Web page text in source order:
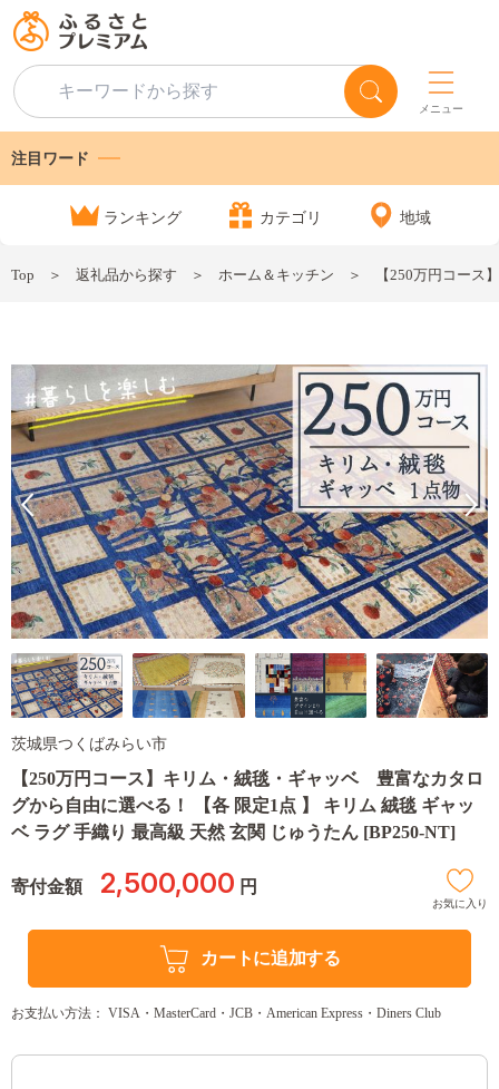
メニュー
注目ワード
ランキング カテゴリ 地域
Top 返礼品から探す ホーム＆キッチン 【250万円コース
茨城県つくばみらい市
【250万円コース】キリム・絨毯・ギャッベ 豊富なカタロ
グから自由に選べる！ 【各 限定1点 】 キリム 絨毯 ギャッ
ベ ラグ 手織り 最高級 天然 玄関 じゅうたん [BP250-NT]
寄付金額 2,500,000 円
お気に入り
カートに追加する
お支払い方法： VISA・MasterCard・JCB・American Express・Diners Club